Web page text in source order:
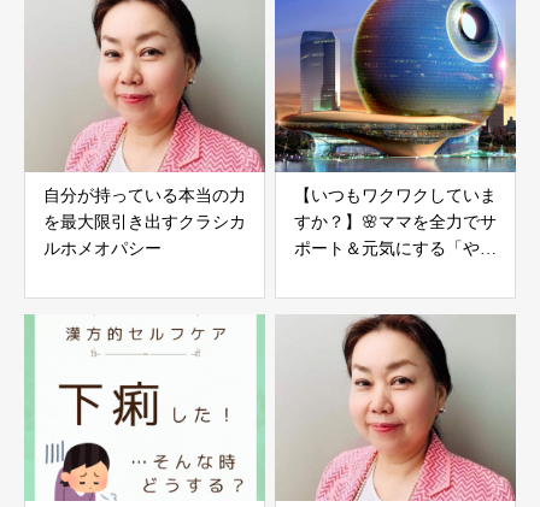
自分が持っている本当の力
を最大限引き出すクラシカ
ルホメオパシー
【いつもワクワクしていま
すか？】🌸ママを全力でサ
ポート＆元気にする「やる
プコーチング